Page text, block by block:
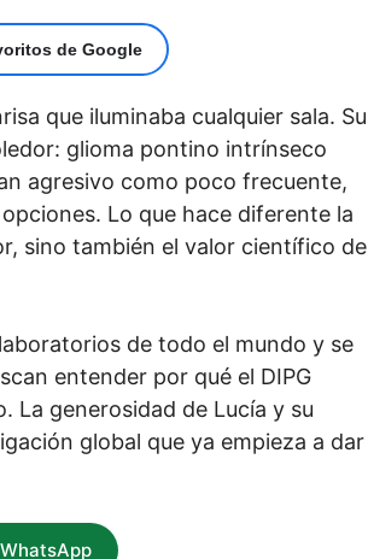
de Google
que iluminaba cualquier sala. Su
glioma pontino intrínseco
agresivo como poco frecuente,
Lo que hace diferente la
sino también el valor científico de
de todo el mundo y se
entender por qué el DIPG
La generosidad de Lucía y su
global que ya empieza a dar